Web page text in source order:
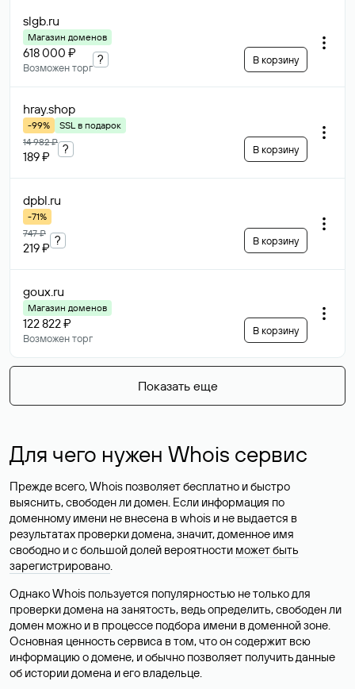
slgb.ru
Магазин доменов
618 000 ₽
Возможен торг
? В корзину
hray.shop
-99%
SSL в подарок
14 982 ₽
189 ₽
? В корзину
dpbl.ru
-71%
747 ₽
219 ₽
? В корзину
goux.ru
Магазин доменов
122 822 ₽
Возможен торг
В корзину
Показать еще
Для чего нужен Whois сервис
Прежде всего, Whois позволяет бесплатно и быстро
выяснить, свободен ли домен. Если информация по
доменному имени не внесена в whois и не выдается в
результатах проверки домена, значит, доменное имя
свободно и с большой долей вероятности может быть
зарегистрировано.
Однако Whois пользуется популярностью не только для
проверки домена на занятость, ведь определить, свободен ли
домен можно и в процессе подбора имени в доменной зоне.
Основная ценность сервиса в том, что он содержит всю
информацию о домене, и обычно позволяет получить данные
об истории домена и его владельце.